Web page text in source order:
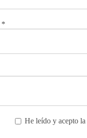
*
He leído y acepto la